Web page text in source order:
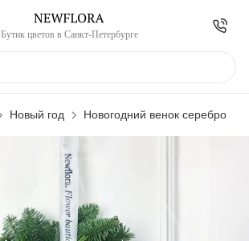
Бутик цветов в Санкт-Петербурге
Новый год Новогодний венок серебро